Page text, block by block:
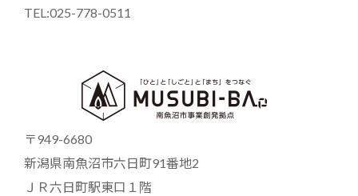
〒949-6680
新潟県南魚沼市六日町91番地2
ＪＲ六日町駅東口１階
TEL:025-778-0511